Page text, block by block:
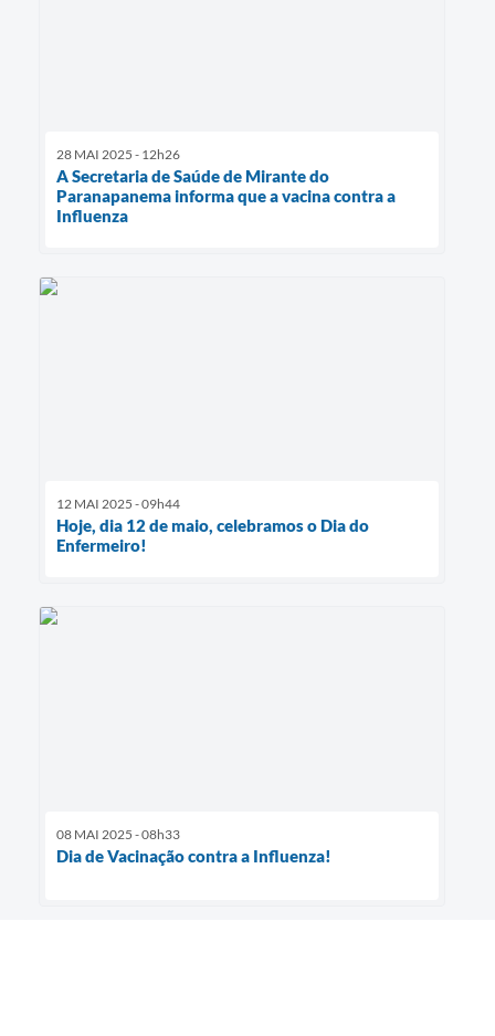
28 MAI 2025 - 12h26
A Secretaria de Saúde de Mirante do
Paranapanema informa que a vacina contra a
Influenza
12 MAI 2025 - 09h44
Hoje, dia 12 de maio, celebramos o Dia do
Enfermeiro!
08 MAI 2025 - 08h33
Dia de Vacinação contra a Influenza!